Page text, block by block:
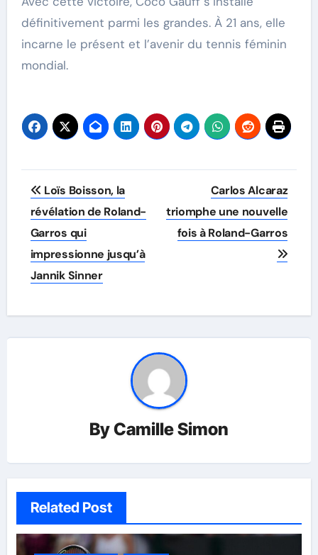
définitivement parmi les grandes. À 21 ans, elle
incarne le présent et l’avenir du tennis féminin
mondial.
Post
navigation
Loïs Boisson, la
révélation de Roland-
Garros qui
impressionne jusqu’à
Jannik Sinner
Carlos Alcaraz
triomphe une nouvelle
fois à Roland-Garros
ByCamille Simon
Related Post